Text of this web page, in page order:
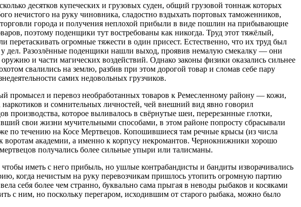
десятков купеческих и грузовых суден, общий грузовой тоннаж которых
нечистого на руку чиновника, сладостно вздыхать портовых таможенников,
города и получения неплохой прибыли в виде пошлин на прибывающие
поэтому поденщики тут востребованы как никогда. Труд этот тяжёлый,
огромные тяжести в один присест. Естественно, что их труд был
у дел. Разозлённые поденщики нашли выход, проявив немалую смекалку — они
и части магических воздействий. Однако законы физики оказались сильнее
свалились на землю, разбив при этом дорогой товар и сломав себе пару
самих недовольных грузчиков.
промысел и перевоз необработанных товаров к Ремесленному району — кожи,
и сомнительных личностей, чей внешний вид явно говорил
производства, которое выливалось в свёрнутые шеи, перерезанные глотки,
свои жизни мучительными способами, в этом районе попросту сбрасывали
по течению на Косе Мертвецов. Копошившиеся там речные крысы (из числа
воротам академии, а именно к корпусу некромантов. Чернокнижники хорошо
получались более сильные упыри или талисманы.
иметь с него прибыль, но ушлые контрабандисты и бандиты изворачивались
когда нечистым на руку перевозчикам пришлось утопить огромную партию
себя более чем странно, буквально сама прыгая в неводы рыбаков и косяками
с ним, но поскольку перегаром, исходившим от старого рыбака, можно было